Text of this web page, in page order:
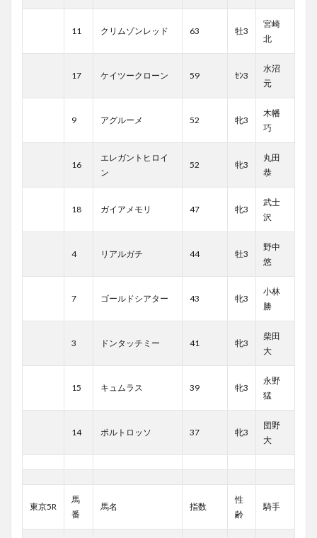
11 クリムゾンレッド 63 牡3
宮崎
北
17 ケイツークローン 59 ｾﾝ3
水沼
元
9 アグルーメ 52 牝3
木幡
巧
16
エレガントヒロイ
ン
52 牝3
丸田
恭
18 ガイアメモリ 47 牝3
武士
沢
4 リアルガチ 44 牡3
野中
悠
7 ゴールドシアター 43 牝3
小林
勝
3 ドンタッチミー 41 牝3
柴田
大
15 キュムラス 39 牝3
永野
猛
14 ポルトロッソ 37 牝3
団野
大
東京5R
馬
番
馬名 指数
性
齢
騎手